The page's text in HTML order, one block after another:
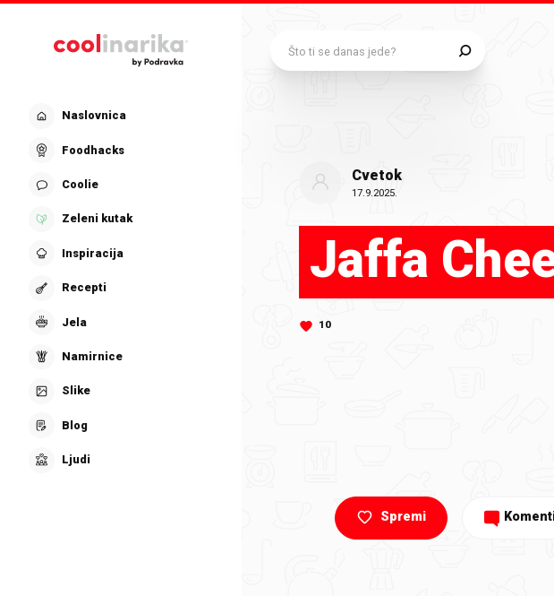
Naslovnica
Foodhacks
Coolie
Zeleni kutak
Inspiracija
Recepti
Jela
Namirnice
Slike
Blog
Ljudi
Cvetok
17.9.2025.
Jaffa
10
Spremi
Što ti se danas jede?